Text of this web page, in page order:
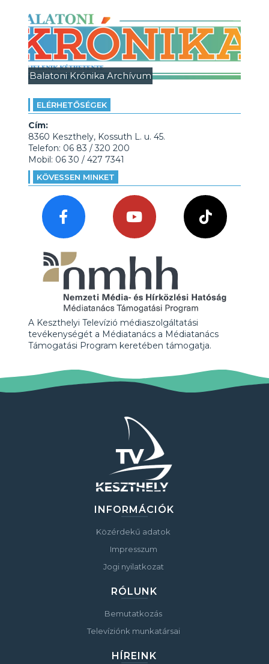
Balatoni Krónika Archívum
ELÉRHETŐSÉGEK
Cím:
8360 Keszthely, Kossuth L. u. 45.
Telefon: 06 83 / 320 200
Mobil: 06 30 / 427 7341
KÖVESSEN MINKET
A Keszthelyi Televízió médiaszolgáltatási
tevékenységét a Médiatanács a Médiatanács
Támogatási Program keretében támogatja.
INFORMÁCIÓK
Közérdekű adatok
Impresszum
Jogi nyilatkozat
RÓLUNK
Bemutatkozás
Televíziónk munkatársai
HÍREINK